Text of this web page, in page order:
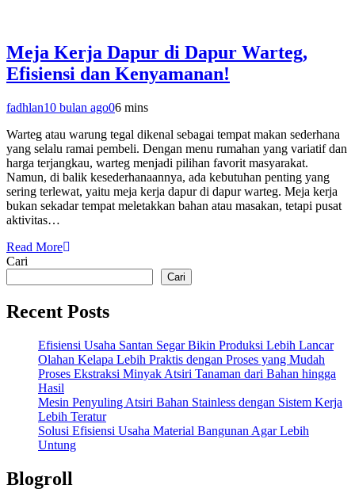
Meja Kerja Dapur di Dapur Warteg,
Efisiensi dan Kenyamanan!
fadhlan10 bulan ago06 mins
Warteg atau warung tegal dikenal sebagai tempat makan sederhana
yang selalu ramai pembeli. Dengan menu rumahan yang variatif dan
harga terjangkau, warteg menjadi pilihan favorit masyarakat.
Namun, di balik kesederhanaannya, ada kebutuhan penting yang
sering terlewat, yaitu meja kerja dapur di dapur warteg. Meja kerja
bukan sekadar tempat meletakkan bahan atau masakan, tetapi pusat
aktivitas…
Read More
Cari
Cari
Recent Posts
Efisiensi Usaha Santan Segar Bikin Produksi Lebih Lancar
Olahan Kelapa Lebih Praktis dengan Proses yang Mudah
Proses Ekstraksi Minyak Atsiri Tanaman dari Bahan hingga
Hasil
Mesin Penyuling Atsiri Bahan Stainless dengan Sistem Kerja
Lebih Teratur
Solusi Efisiensi Usaha Material Bangunan Agar Lebih
Untung
Blogroll